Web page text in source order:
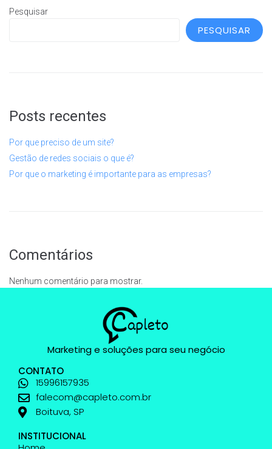
Pesquisar
PESQUISAR
Posts recentes
Por que preciso de um site?
Gestão de redes sociais o que é?
Por que o marketing é importante para as empresas?
Comentários
Nenhum comentário para mostrar.
Marketing e soluções para seu negócio
CONTATO
15996157935
falecom@capleto.com.br
Boituva, SP
INSTITUCIONAL